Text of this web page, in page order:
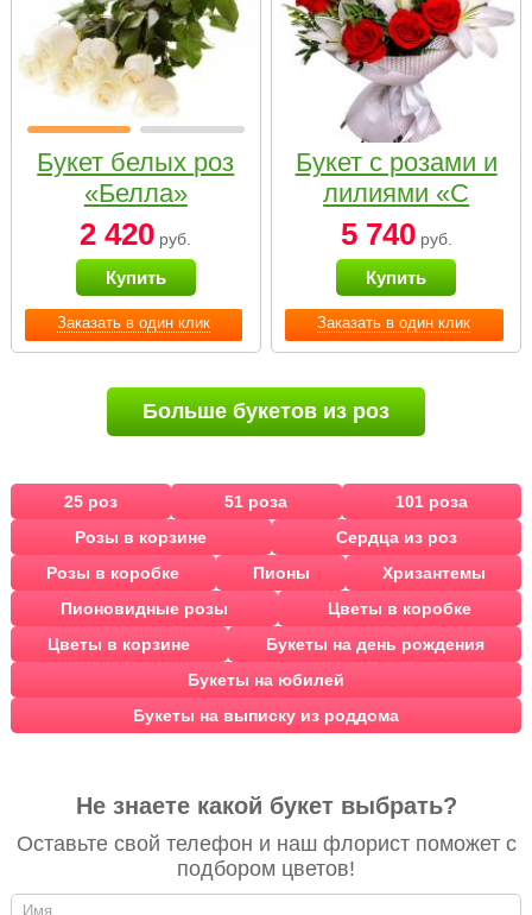
Заказать в один клик
Букет белых роз
«Белла»
2 420 руб.
Купить
Заказать в один клик
Букет с розами и
лилиями «С
наилучшими
пожеланиями»
5 740руб.
Купить
Больше букетов из роз
25 роз 51 роза
101 роза
Розы в корзине
Сердца из роз
Розы в коробке
Пионы
Хризантемы
Пионовидные розы
Цветы в коробке
Цветы в корзине
Букеты на день рождения
Букеты на юбилей
Букеты на выписку из роддома
Не знаете какой букет выбрать?
Оставьте свой телефон и наш флорист поможет с
подбором цветов!